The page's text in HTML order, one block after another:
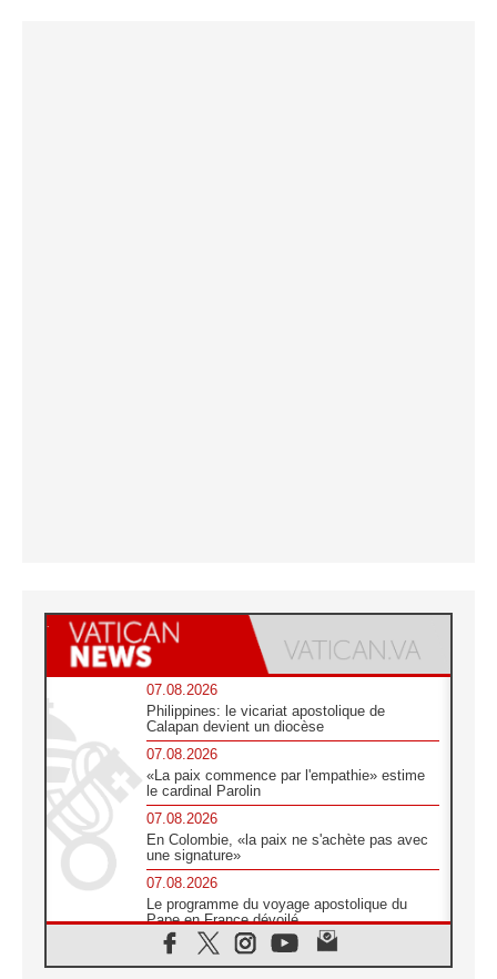
07.08.2026
Philippines: le vicariat apostolique de
Calapan devient un diocèse
07.08.2026
«La paix commence par l'empathie» estime
le cardinal Parolin
07.08.2026
En Colombie, «la paix ne s'achète pas avec
une signature»
07.08.2026
Le programme du voyage apostolique du
Pape en France dévoilé
07.08.2026
1ère Conférence continentale sur l'éducation